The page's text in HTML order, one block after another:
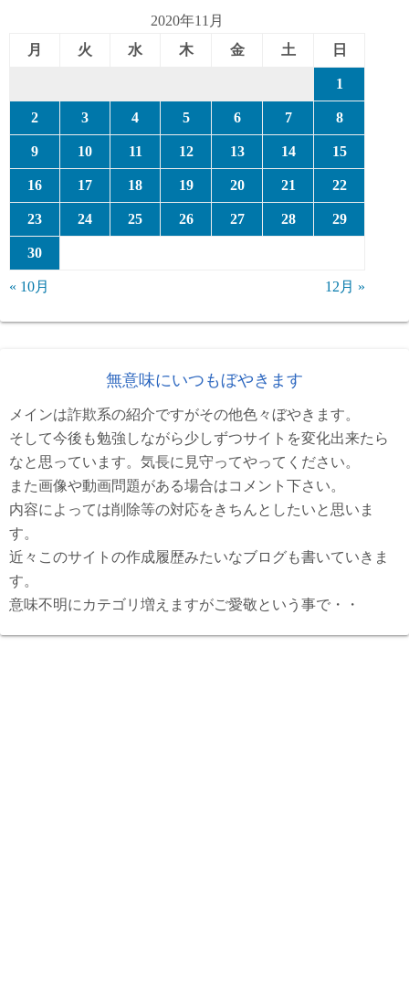
2020年11月
月
火 水 木 金 土 日
1
2 3 4 5 6 7 8
9 10 11 12 13 14 15
16 17 18 19 20 21 22
23 24 25 26 27 28 29
30
« 10月 12月 »
無意味にいつもぼやきます
メインは詐欺系の紹介ですがその他色々ぼやきます。
そして今後も勉強しながら少しずつサイトを変化出来たら
なと思っています。気長に見守ってやってください。
また画像や動画問題がある場合はコメント下さい。
内容によっては削除等の対応をきちんとしたいと思いま
す。
近々このサイトの作成履歴みたいなブログも書いていきま
す。
意味不明にカテゴリ増えますがご愛敬という事で・・